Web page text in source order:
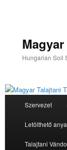
Hungarian Soil
Szervezet
Letölthető
Talajtani